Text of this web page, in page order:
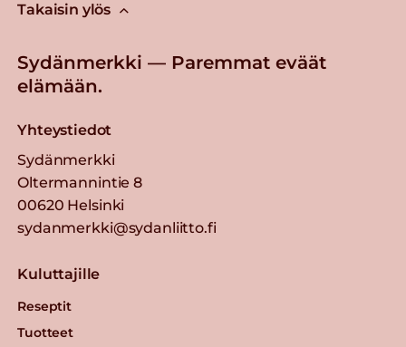
Takaisin ylös
Sydänmerkki — Paremmat eväät
elämään.
Yhteystiedot
Sydänmerkki
Oltermannintie 8
00620 Helsinki
sydanmerkki@sydanliitto.fi
Kuluttajille
Reseptit
Tuotteet